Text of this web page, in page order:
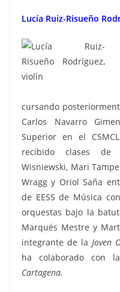
Lucía Ruiz-Risueño
cursando
Carlos Navarro
Superior en el
recibido clases de
Wisniewski, Mari
Wragg y Oriol Saña
de EESS de Música
orquestas bajo la
Marqués Mestre y
integrante de la Joven
ha colaborado con
Cartagena.